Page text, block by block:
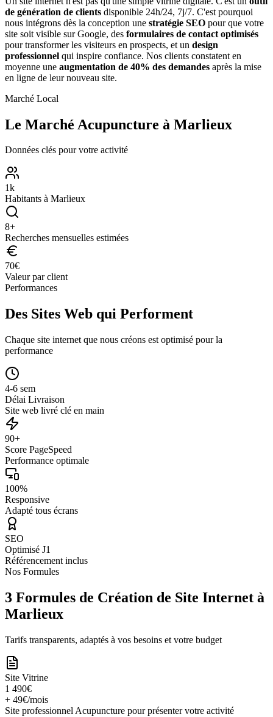
de génération de clients disponible 24h/24, 7j/7. C'est pourquoi
nous intégrons dès la conception une stratégie SEO pour que votre
site soit visible sur Google, des formulaires de contact optimisés
pour transformer les visiteurs en prospects, et un design
professionnel qui inspire confiance. Nos clients constatent en
moyenne une augmentation de 40% des demandes après la mise
en ligne de leur nouveau site.
Marché Local
Le Marché Acupuncture à Marlieux
Données clés pour votre activité
1k
Habitants à Marlieux
8+
Recherches mensuelles estimées
70€
Valeur par client
Performances
Des Sites Web qui Performent
Chaque site internet que nous créons est optimisé pour la
performance
4-6 sem
Délai Livraison
Site web livré clé en main
90+
Score PageSpeed
Performance optimale
100%
Responsive
Adapté tous écrans
SEO
Optimisé J1
Référencement inclus
Nos Formules
3 Formules de Création de Site Internet à
Marlieux
Tarifs transparents, adaptés à vos besoins et votre budget
Site Vitrine
1 490€
+ 49€/mois
Site professionnel Acupuncture pour présenter votre activité